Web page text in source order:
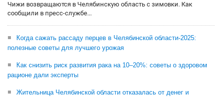
Чижи возвращаются в Челябинскую область с зимовки. Как
сообщили в пресс-службе...
Когда сажать рассаду перцев в Челябинской области-2025:
полезные советы для лучшего урожая
Как снизить риск развития рака на 10–20%: советы о здоровом
рационе дали эксперты
Жительница Челябинской области отказалась от денег и